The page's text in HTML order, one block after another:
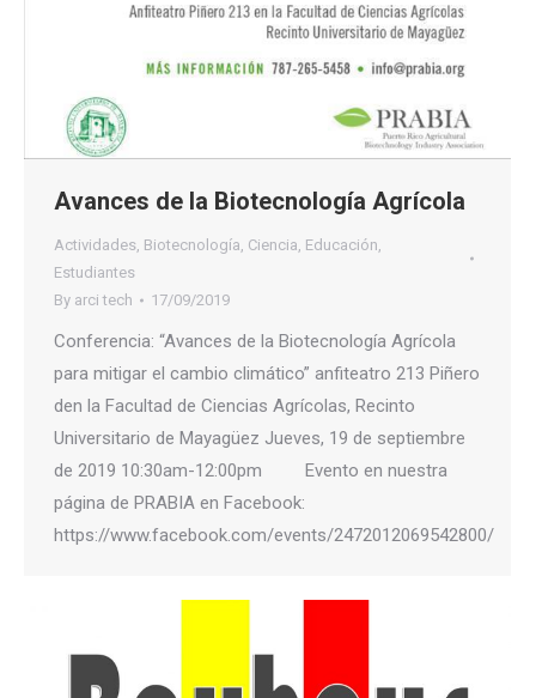
Avances de la Biotecnología Agrícola
Actividades, Biotecnología, Ciencia, Educación,
Estudiantes
By arci tech 17/09/2019
Conferencia: “Avances de la Biotecnología Agrícola
para mitigar el cambio climático” anfiteatro 213 Piñero
den la Facultad de Ciencias Agrícolas, Recinto
Universitario de Mayagüez Jueves, 19 de septiembre
de 2019 10:30am-12:00pm Evento en nuestra
página de PRABIA en Facebook:
https://www.facebook.com/events/2472012069542800/